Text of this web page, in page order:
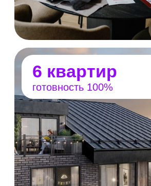
Где пройдёт выставка
Open Village Сибирь пройдет в первом городе-
спутнике Новосибирска — FREEDOM VILLAGE
площадью 220 га. Собственная инфраструктура
закроет все потребности резидентов — здесь
предусмотрены: школы и детские сады,
торговый центр, салоны красоты, фитнес-
центры, кофейни, игровые центры и многое